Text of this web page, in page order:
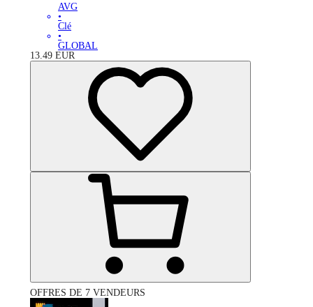
AVG
•
Clé
•
GLOBAL
13.49 EUR
OFFRES DE 7 VENDEURS